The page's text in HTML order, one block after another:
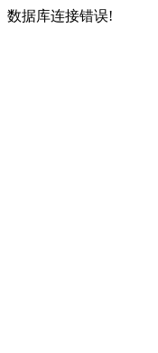
数据库连接错误!